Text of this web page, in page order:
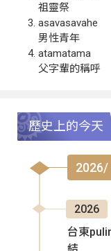
祖靈祭
asavasavahe
男性青年
atamatama
父字輩的稱呼
歷史上的今天
2026/
2026
台東